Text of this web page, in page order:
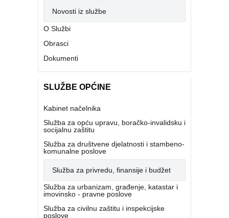
Novosti iz službe
O Službi
Obrasci
Dokumenti
SLUŽBE OPĆINE
Kabinet načelnika
Služba za opću upravu, boračko-invalidsku i
socijalnu zaštitu
Služba za društvene djelatnosti i stambeno-
komunalne poslove
Služba za privredu, finansije i budžet
Služba za urbanizam, građenje, katastar i
imovinsko - pravne poslove
Služba za civilnu zaštitu i inspekcijske
poslove